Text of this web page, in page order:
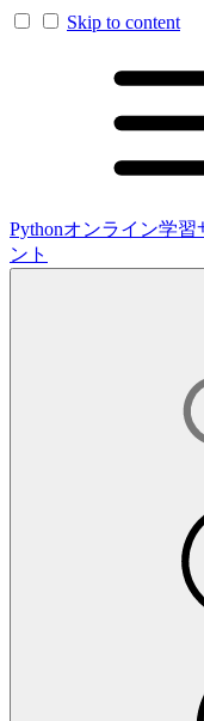
Skip to content
Pythonオンライン学
ント